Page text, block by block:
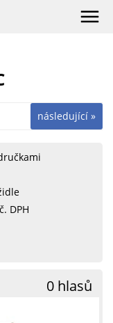
následující »
DPH
0 hlasů